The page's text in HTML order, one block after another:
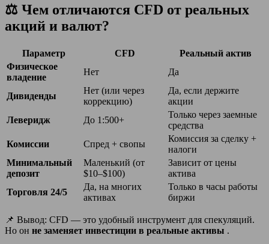
⚖️ Чем отличаются CFD от реальных
акций и валют?
Параметр CFD
Реальный актив
Физическое
владение
Нет Да
Дивиденды
Нет (или через
коррекцию)
Да, если держите
акции
Леверидж
До 1:500+
Только через заемные
средства
Комиссии
Спред + свопы
Комиссия за сделку +
налоги
Минимальный
депозит
Маленький (от
$10–$100)
Зависит от цены
актива
Торговля 24/5
Да, на многих
активах
Только в часы работы
биржи
📌 Вывод: CFD — это удобный инструмент для спекуляций.
Но он не заменяет инвестиции в реальные активы .